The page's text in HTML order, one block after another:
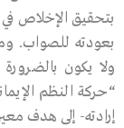
بتحقيق الإخلاص
بعودته للصواب.
ولا يكون
“حركة النظم
إرادته- إلى هدف